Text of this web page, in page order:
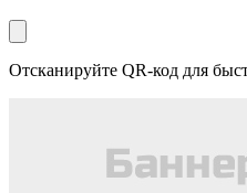
Отсканируйте QR-код для